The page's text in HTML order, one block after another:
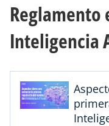
Reglamento
Inteligencia